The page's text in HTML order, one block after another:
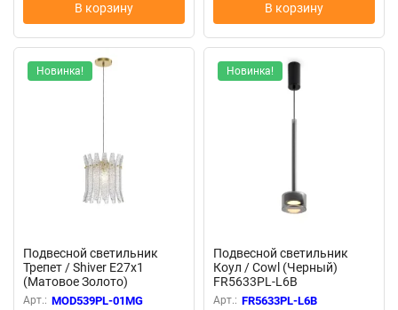
В корзину В корзину
Новинка!
Подвесной светильник
Трепет / Shiver E27х1
(Матовое Золото)
MOD539PL-01MG
Арт.: MOD539PL-01MG
Новинка!
Подвесной светильник
Коул / Cowl (Черный)
FR5633PL-L6B
Арт.: FR5633PL-L6B